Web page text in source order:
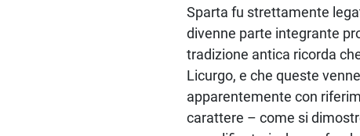
Sparta fu strettamente
divenne parte integrante
tradizione antica ricorda
Licurgo, e che queste
apparentemente con
carattere – come si